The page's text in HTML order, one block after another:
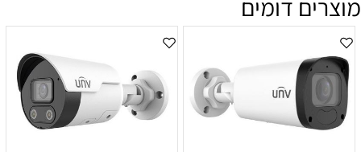
מוצרים דומים